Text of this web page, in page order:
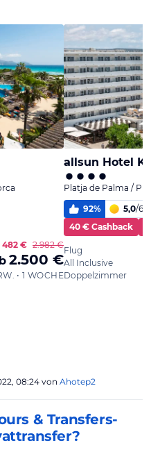
08:24 von Ahotep2
& Transfers-